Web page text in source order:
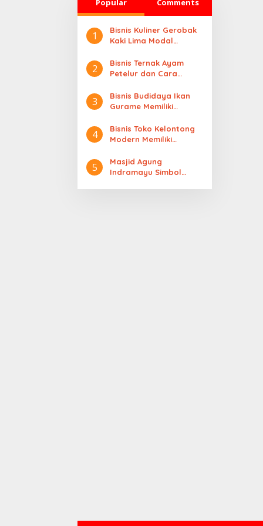
Popular Comments
1
Bisnis Kuliner Gerobak
Kaki Lima Modal
Berlapis
2
Bisnis Ternak Ayam
Petelur dan Cara
Pemula
3
Bisnis Budidaya Ikan
Gurame Memiliki
Besar
4
Bisnis Toko Kelontong
Modern Memiliki
Menjanjikan
5
Masjid Agung
Indramayu Simbol